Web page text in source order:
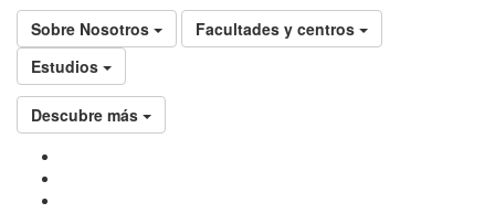
Sobre Nosotros
Facultades y centros
Estudios
Descubre más